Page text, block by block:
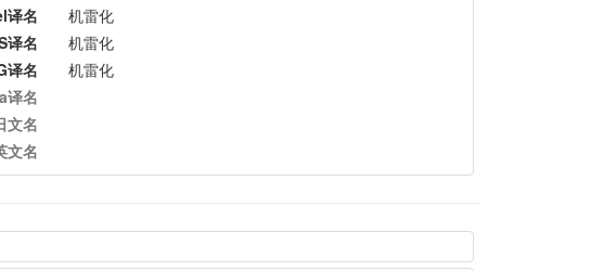
译名
机雷化
译名
机雷化
译名
机雷化
译名
文名
文名